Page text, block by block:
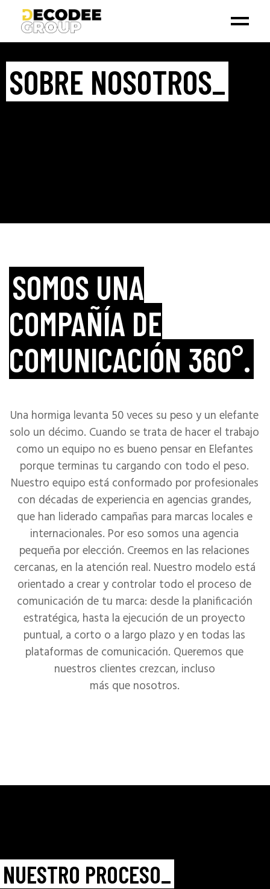
SOBRE NOSOTROS_
SOMOS UNA
COMPAÑÍA DE
COMUNICACIÓN 360°.
Una hormiga levanta 50 veces su peso y un elefante
solo un décimo. Cuando se trata de hacer el trabajo
como un equipo no es bueno pensar en Elefantes
porque terminas tu cargando con todo el peso.
Nuestro equipo está conformado por profesionales
con décadas de experiencia en agencias grandes,
que han liderado campañas para marcas locales e
internacionales. Por eso somos una agencia
pequeña por elección. Creemos en las relaciones
cercanas, en la atención real. Nuestro modelo está
orientado a crear y controlar todo el proceso de
comunicación de tu marca: desde la planificación
estratégica, hasta la ejecución de un proyecto
puntual, a corto o a largo plazo y en todas las
plataformas de comunicación. Queremos que
nuestros clientes crezcan, incluso
más que nosotros.
NUESTRO PROCESO_